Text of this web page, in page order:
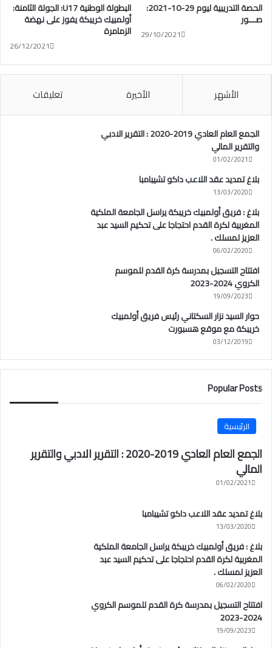
البطولة الوطنية U17: الجولة الثامنة:
أولمبيك خريبكة يفوز على نهضة
الزمامرة
26/12/2021
الحصة التدريبية ليوم 29-10-2021:
صـــور
29/10/2021
الأشهر الأخيرة تعليقات
الجمع العام العادي 2019-2020 : التقرير الادبي
والتقرير المالي
01/02/2021
بلاغ تمديد عقد اللاعب داكو تشيبامبا
13/03/2020
بلاغ : فريق أولمبيك خريبكة يراسل الجامعة الملكية
المغربية لكرة القدم احتجاجا على تحكيم السيد عبد
العزيز لمسلك .
06/02/2020
افتتاح التسجيل بمدرسة كرة القدم للموسم
الكروي 2024-2023
19/09/2023
حوار السيد نزار السكتاني رئيس فريق أولمبيك
خريبكة مع موقع هسبورت
03/12/2019
Popular Posts
الرئيسية
الجمع العام العادي 2019-2020 : التقرير الادبي والتقرير
المالي
01/02/2021
بلاغ تمديد عقد اللاعب داكو تشيبامبا
13/03/2020
بلاغ : فريق أولمبيك خريبكة يراسل الجامعة الملكية
المغربية لكرة القدم احتجاجا على تحكيم السيد عبد
العزيز لمسلك .
06/02/2020
افتتاح التسجيل بمدرسة كرة القدم للموسم الكروي
2024-2023
19/09/2023